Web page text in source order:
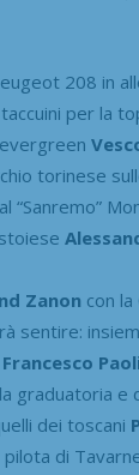
208 in
per la
torinese
“Sanremo”
Zanon con
sentire:
Francesco
graduatoria e
dei toscani
pilota di